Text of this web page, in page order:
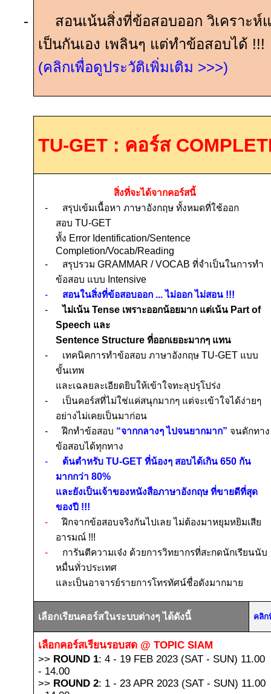
-
สอนเน้นสิ่งที่ข้อสอบออก วิเคราะห์
เป็นกันเอง เพลินๆ แต่ทำข้อสอบได้ !!!
(คลิกเพื่อดูประวัติเพิ่มเติม >>>)
TU-GET : คอร์ส
สิ่งที่จะได้จากคอร์สนี้
-
สรุปเข้มเนื้อหา ภาษาอังกฤษ ทั้งหมดที่ใช้ออก
สอบ TU-GET
ทั้ง Error Identification/Sentence
Completion/Vocab/Reading
-
สรุปรวม GRAMMAR /VOCAB ที่จำเป็นในการทำ
ข้อสอบ แบบ Intensive
-
สอนในสิ่งที่ข้อสอบออก ... ไม่ออก ไม่สอน !!!
-
ไม่เน้น Tense เพราะออกน้อยมาก แต่เน้น Part of
Speech และ
Sentence Structure ที่ออกเยอะมากๆ แทน
-
เทคนิคการทำข้อสอบ ภาษาอังกฤษ TU-GET แบบ
ขั้นเทพ
และเฉลยละเอียดยิบให้เข้าใจทะลุปรุโปร่ง
-
เป็นคอร์สที่ไม่ใช่แค่สนุกมากๆ แต่จะเข้าใจได้ง่ายๆ
อย่างไม่เคยเป็นมาก่อน
-
ฝึกทำข้อสอบ “จากกลางๆ ไปจนยากมาก” จนดักทาง
ข้อสอบได้ทุกทาง
-
ต้นตำหรับ TU-GET ที่น้องๆ สอบได้เกิน650กัน
มากกว่า 80%
และยังเป็นเจ้าของหนังสือภาษาอังกฤษ ที่ขายดีที่สุด
ของปี !!!
-
ฝึกจากข้อสอบจริงกันไปเลย ไม่ต้องมาหยุมหยิมเสีย
อารมณ์ !!!
-
การันตีความเจ๋ง ด้วยการวิทยากรที่สะกดนักเรียนนับ
หมื่นทั่วประเทศ
และเป็นอาจารย์รายการโทรทัศน์ชื่อดังมากมาย
เลือกเรียนคอร์สในระบบต่างๆ ได้ดังนี้ คลิก
เลือกคอร์สเรียนรอบสด @ TOPIC SIAM
>> ROUND 1: 4 - 19 FEB 2023 (SAT - SUN) 11.00
- 14.00
>> ROUND 2: 1 - 23 APR 2023 (SAT - SUN) 11.00